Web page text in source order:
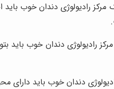
مرکز رادیولوژی دندان خوب
رادیولوژی دندان خوب باید
دندان خوب باید دارای